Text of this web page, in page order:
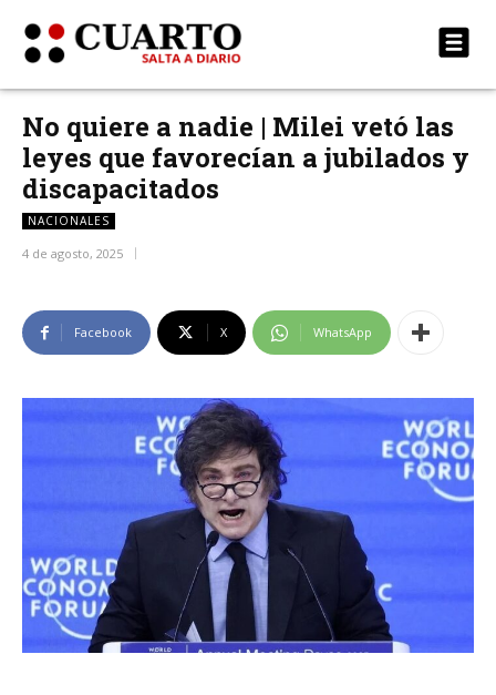
No quiere a nadie | Milei vetó las
leyes que favorecían a jubilados y
discapacitados
NACIONALES
4 de agosto, 2025
Facebook X WhatsApp